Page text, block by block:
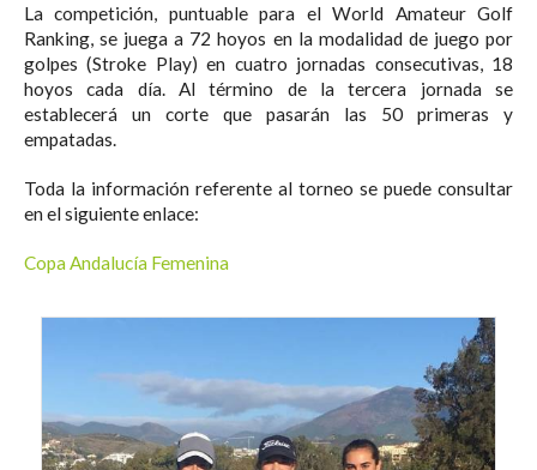
La competición, puntuable para el World Amateur Golf
Ranking, se juega a 72 hoyos en la modalidad de juego por
golpes (Stroke Play) en cuatro jornadas consecutivas, 18
hoyos cada día. Al término de la tercera jornada se
establecerá un corte que pasarán las 50 primeras y
empatadas.
Toda la información referente al torneo se puede consultar
en el siguiente enlace:
Copa Andalucía Femenina